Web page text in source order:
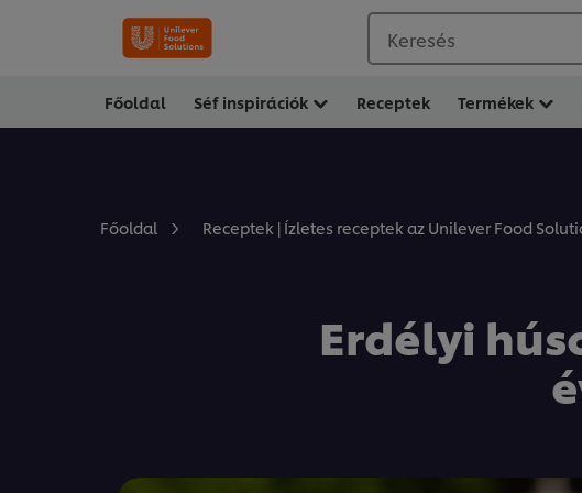
Keresés
Főoldal Séf inspirációk Receptek Termékek
Főoldal Receptek | Ízletes receptek az Unilever Food
Erdélyi